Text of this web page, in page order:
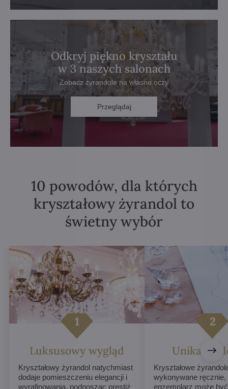
Odkryj piękno kryształu
w 3 naszych salonach
Zobacz żyrandole na własne oczy
Przeglądaj
10 powodów, dla których
kryształowy żyrandol to
świetny wybór
Luksusowy wygląd
Kryształowy żyrandol natychmiast
dodaje pomieszczeniu elegancji i
wyrafinowania, podnosząc prestiż
Unikalne
Kryształowe
wykonywane
egzemplarz może